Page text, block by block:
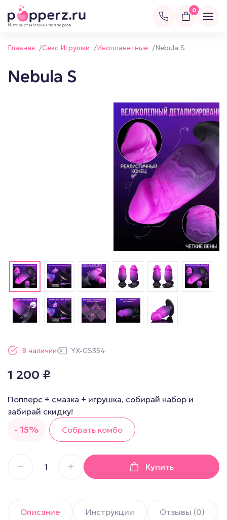
Интернет магазин попперсов
0
Главная /Секс Игрушки /Инопланетные /Nebula S
Nebula S
В наличии YX-GS354
1 200 ₽
- 15%
Попперс + смазка + игрушка, собирай набор и
забирай скидку!
Собрать комбо
Купить
Описание Инструкции Отзывы (0)